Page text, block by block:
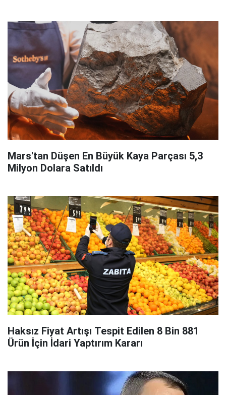
Mars'tan Düşen En Büyük Kaya Parçası 5,3
Milyon Dolara Satıldı
Haksız Fiyat Artışı Tespit Edilen 8 Bin 881
Ürün İçin İdari Yaptırım Kararı